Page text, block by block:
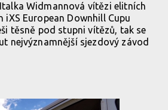
Widmannová vítězi elitních
iXS European Downhill Cupu
těsně pod stupni vítězů, tak se
nejvýznamnější sjezdový závod